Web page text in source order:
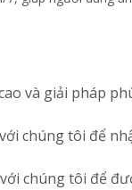
và giải pháp
chúng tôi để
chúng tôi để